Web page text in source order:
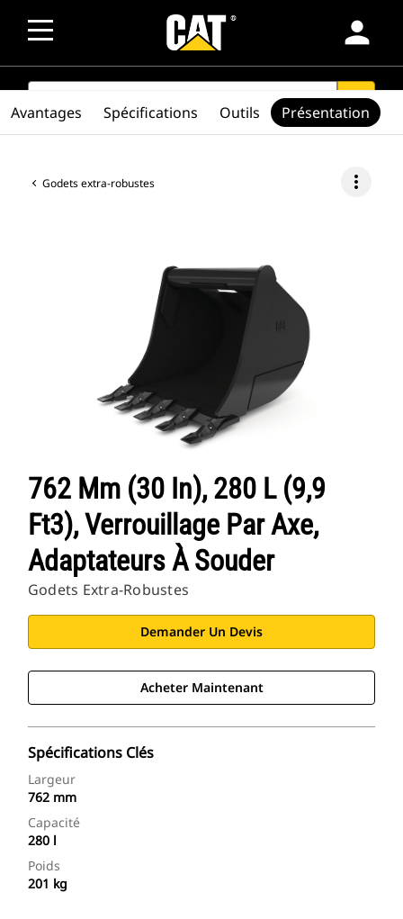
person
SEARCH search
Godets extra-robustes more_vert
762 Mm (30 In), 280 L (9,9
Ft3), Verrouillage Par Axe,
Adaptateurs À Souder
Godets Extra-Robustes
Demander Un Devis
Acheter Maintenant
Spécifications Clés
Largeur
762 mm
Capacité
280 l
Poids
201 kg
Avantages Spécifications Outils Présentation